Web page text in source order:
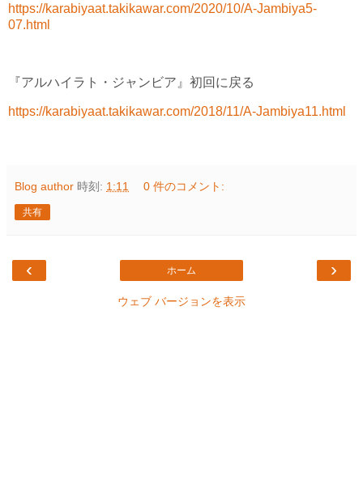
https://karabiyaat.takikawar.com/2020/10/A-Jambiya5-
07.html
『アルハイラト・ジャンビア』初回に戻る
https://karabiyaat.takikawar.com/2018/11/A-Jambiya11.html
Blog author 時刻: 1:11 0 件のコメント:
共有
‹ ›
ホーム
ウェブ バージョンを表示